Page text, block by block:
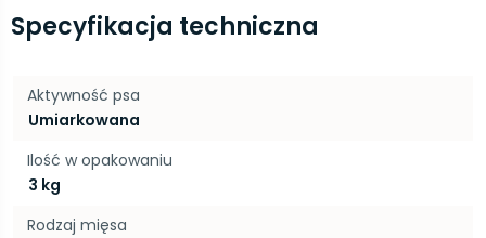
Specyfikacja techniczna
Aktywność psa
Umiarkowana
Ilość w opakowaniu
3 kg
Rodzaj mięsa